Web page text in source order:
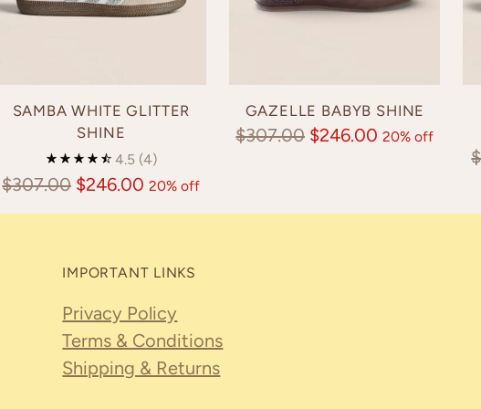
SAMBA WHITE GLITTER
SHINE
4.5 (4)
Regular
price
$307.00 $246.00 20% off
GAZELLE BABYB SHINE
Regular
$307.00 $246.00 20% off
IMPORTANT LINKS
Privacy Policy
Terms & Conditions
Shipping & Returns